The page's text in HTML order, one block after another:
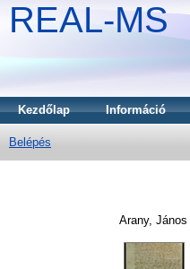
REAL-MS
Kezdőlap Információ
Belépés
Arany, János